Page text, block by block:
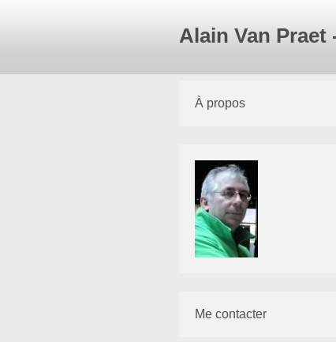
Alain Van Praet
À propos
Me contacter